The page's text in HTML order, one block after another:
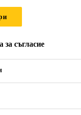
циментов
е двукомпонентен
състоящ се
добавки.
с четка или фино
съгласие